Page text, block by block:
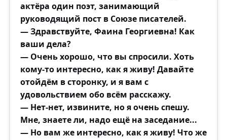
актёра один поэт, занимающий
руководящий пост в Союзе писателей.
— Здравствуйте, Фаина Георгиевна! Как
ваши дела?
— Очень хорошо, что вы спросили. Хоть
кому-то интересно, как я живу! Давайте
отойдём в сторонку, и я вам с
удовольствием обо всём расскажу.
— Нет-нет, извините, но я очень спешу.
Мне, знаете ли, надо ещё на заседание...
— Но вам же интересно, как я живу! Что же